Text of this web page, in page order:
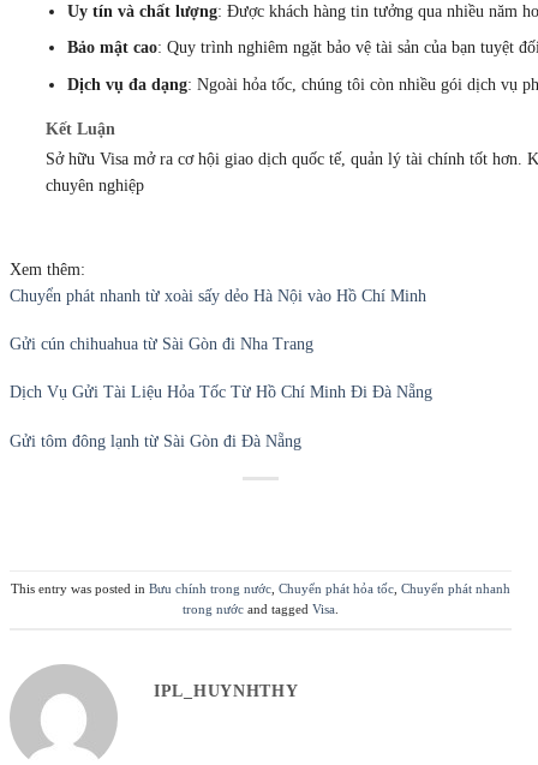
Uy tín và chất lượng: Được khách hàng tin tưởng qua nhiều năm
Bảo mật cao: Quy trình nghiêm ngặt bảo vệ tài sản của bạn tuyệt
Dịch vụ đa dạng: Ngoài hỏa tốc, chúng tôi còn nhiều gói dịch vụ
Kết Luận
Sở hữu Visa mở ra cơ hội giao dịch quốc tế, quản lý tài chính tốt hơn.
chuyên nghiệp
Xem thêm:
Chuyển phát nhanh từ xoài sấy dẻo Hà Nội vào Hồ Chí Minh
Gửi cún chihuahua từ Sài Gòn đi Nha Trang
Dịch Vụ Gửi Tài Liệu Hỏa Tốc Từ Hồ Chí Minh Đi Đà Nẵng
Gửi tôm đông lạnh từ Sài Gòn đi Đà Nẵng
This entry was posted in Bưu chính trong nước Chuyển phát hỏa tốc Chuyển phát nhanh
trong nước and tagged Visa
IPL_HUYNHTHY